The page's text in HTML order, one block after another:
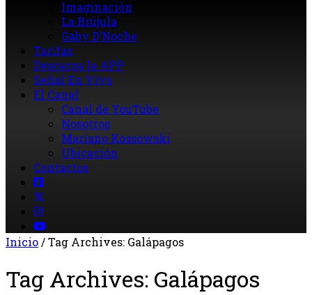
Imaginación
La Brújula
Gaby D’Noche
Tarifas
Descarga la APP
Señal En Vivo
El Canal
Canal de YouTube
Nosotros
Mariano Kossowski
Ubicación
Contactos
Inicio/Tag Archives: Galápagos
Tag Archives: Galápagos